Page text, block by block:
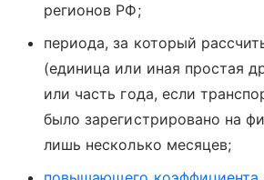
регионов РФ;
периода, за который
(единица или иная простая
или часть года, если
было зарегистрировано на
лишь несколько месяцев;